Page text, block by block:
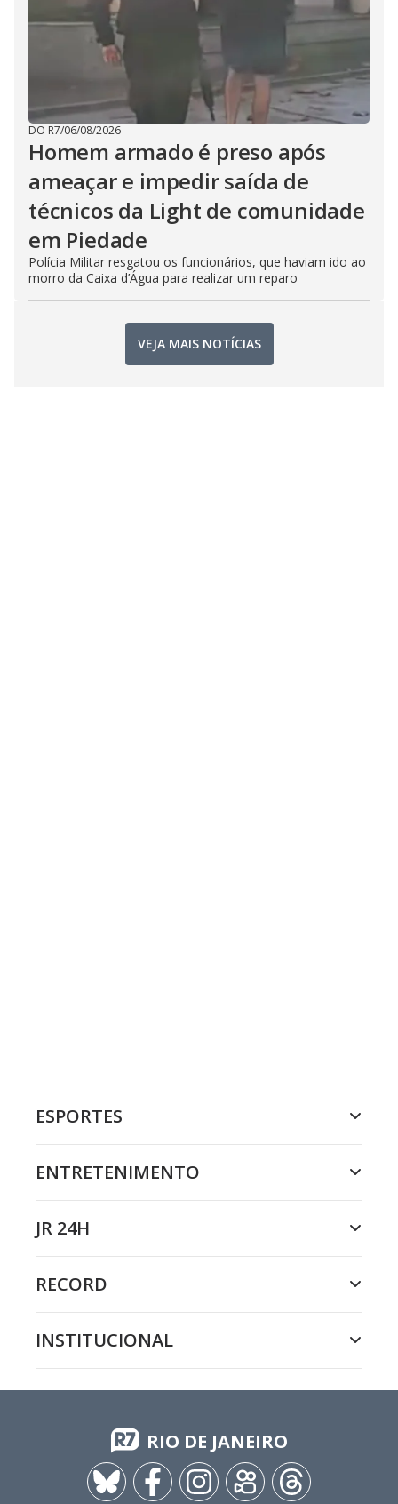
DO R7/06/08/2026
Homem armado é preso após
ameaçar e impedir saída de
técnicos da Light de comunidade
em Piedade
Polícia Militar resgatou os funcionários, que haviam ido ao
morro da Caixa d’Água para realizar um reparo
VEJA MAIS NOTÍCIAS
ESPORTES
ENTRETENIMENTO
JR 24H
RECORD
INSTITUCIONAL
RIO DE JANEIRO